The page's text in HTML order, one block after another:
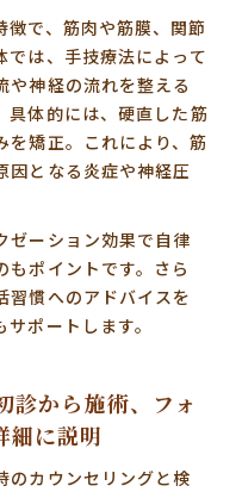
徴で、筋肉や筋膜、関節
は、 手技療法によって
や神経の流れを整える
具体的には、硬直した筋
を矯正。これにより、筋
因となる炎症や神経圧
ゼーション効果で自律
もポイントです。さら
習慣へのアドバイスを
ポートします。
診から施術、フォ
細に説明
のカウンセリングと検